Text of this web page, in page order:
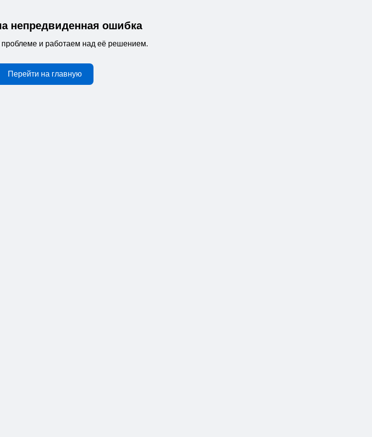
непредвиденная ошибка
и работаем над её решением.
Перейти на главную